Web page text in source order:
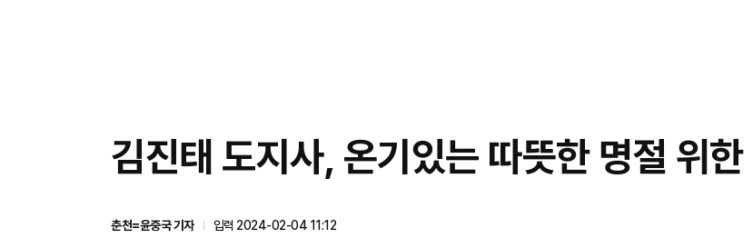
김진태 도지사, 온기있는 따뜻한 명절 위
춘천=윤중국 기자
입력 2024-02-04 11:12